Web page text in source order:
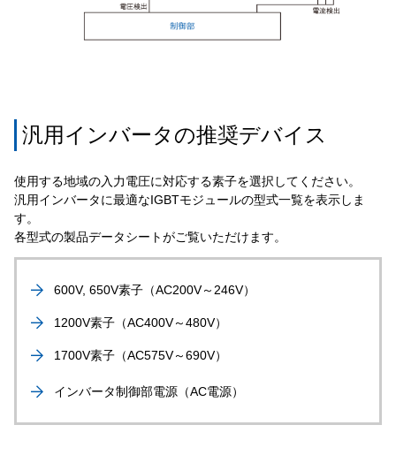
汎用インバータの推奨デバイス
使用する地域の入力電圧に対応する素子を選択してください。
汎用インバータに最適なIGBTモジュールの型式一覧を表示しま
す。
各型式の製品データシートがご覧いただけます。
600V, 650V素子（AC200V～246V）
1200V素子（AC400V～480V）
1700V素子（AC575V～690V）
インバータ制御部電源（AC電源）